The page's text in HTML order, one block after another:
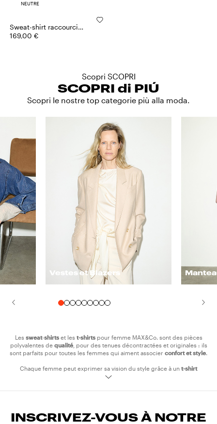
Sweat-shirt raccourci
Sami Miró &Co.llaboration
169,00 €
Scopri SCOPRI
SCOPRI di PIÚ
Scopri le nostre top categorie più alla moda.
Vestes et Blazers
Les sweat-shirtset les t-shirtspour femme MAX&Co. sont des pièces
polyvalentes de qualité, pour des tenues décontractées et originales : ils
sont parfaits pour toutes les femmes qui aiment associer confort et style
Chaque femme peut exprimer sa vision du style grâce à un t-shirt
aux couleurs neutres ou à un modèle présentant des motifs et
tendance. Lessweats à capucheaux couleurs vives, must-have urbains à
Essayez les sweat-shirts rehaussés de broderies au style pop, qui
INSCRIVEZ-VOUS À NOTRE